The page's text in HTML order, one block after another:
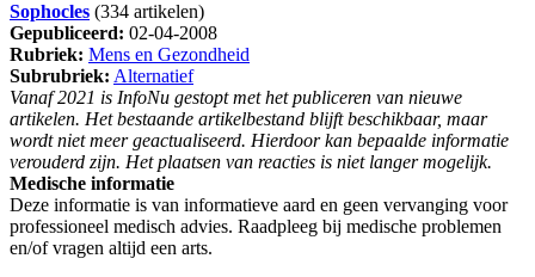
Sophocles (334 artikelen)
Gepubliceerd: 02-04-2008
Rubriek: Mens en Gezondheid
Subrubriek: Alternatief
Vanaf 2021 is InfoNu gestopt met het publiceren van nieuwe
artikelen. Het bestaande artikelbestand blijft beschikbaar, maar
wordt niet meer geactualiseerd. Hierdoor kan bepaalde informatie
verouderd zijn. Het plaatsen van reacties is niet langer mogelijk.
Medische informatie
Deze informatie is van informatieve aard en geen vervanging voor
professioneel medisch advies. Raadpleeg bij medische problemen
en/of vragen altijd een arts.